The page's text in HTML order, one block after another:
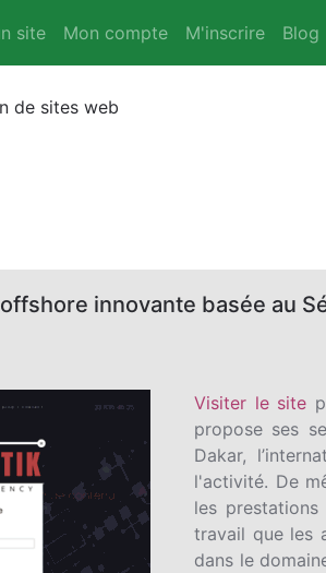
site Mon compte M'inscrire Blog
de sites web
innovante basée au
Visiter le site
propose ses
Dakar,
l'activité. De
les
travail que les
dans le